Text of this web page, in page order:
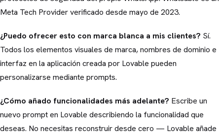
Meta Tech Provider verificado desde mayo de 2023.
¿Puedo ofrecer esto con marca blanca a mis clientes? Sí.
Todos los elementos visuales de marca, nombres de dominio e
interfaz en la aplicación creada por Lovable pueden
personalizarse mediante prompts.
¿Cómo añado funcionalidades más adelante? Escribe un
nuevo prompt en Lovable describiendo la funcionalidad que
deseas. No necesitas reconstruir desde cero — Lovable añade